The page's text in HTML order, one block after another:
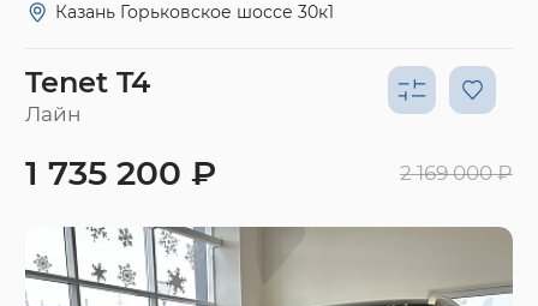
Казань Горьковское шоссе 30к1
Tenet T4
Лайн
1 735 200 ₽ 2 169 000 ₽